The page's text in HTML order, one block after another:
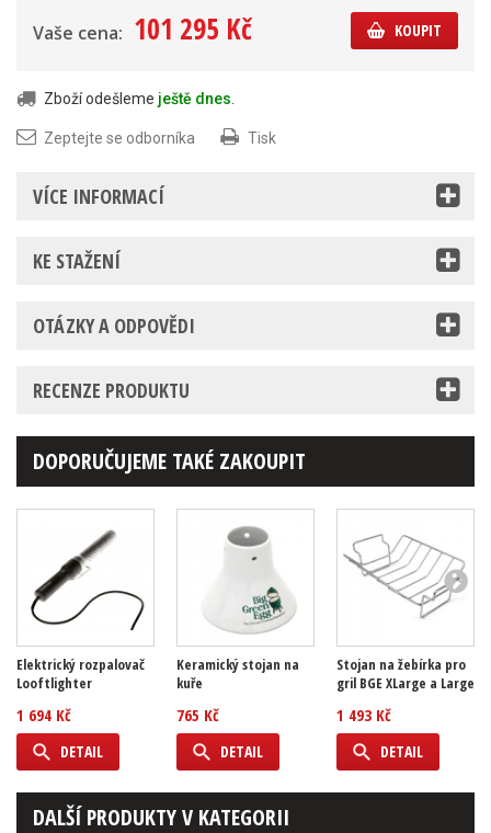
Vaše cena: 101 295 Kč KOUPIT
Zboží odešleme ještě dnes
Zeptejte se odborníka Tisk
VÍCE INFORMACÍ
KE STAŽENÍ
OTÁZKY A ODPOVĚDI
RECENZE PRODUKTU
DOPORUČUJEME TAKÉ ZAKOUPIT
Elektrický rozpalovač
Looftlighter
1 694 Kč
DETAIL
Keramický stojan na
kuře
765 Kč
DETAIL
Stojan na žebírka pro
gril BGE XLarge a Large
1 493 Kč
DETAIL
DALŠÍ PRODUKTY V KATEGORII